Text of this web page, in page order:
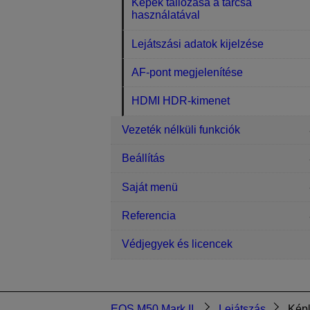
Képek tallózása a tárcsa
használatával
Lejátszási adatok kijelzése
AF-pont megjelenítése
HDMI HDR-kimenet
Vezeték nélküli funkciók
Beállítás
Saját menü
Referencia
Védjegyek és licencek